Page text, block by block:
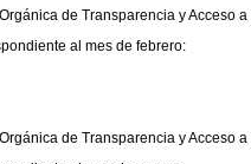
de Transparencia y Acceso
al mes de febrero:
de Transparencia y Acceso